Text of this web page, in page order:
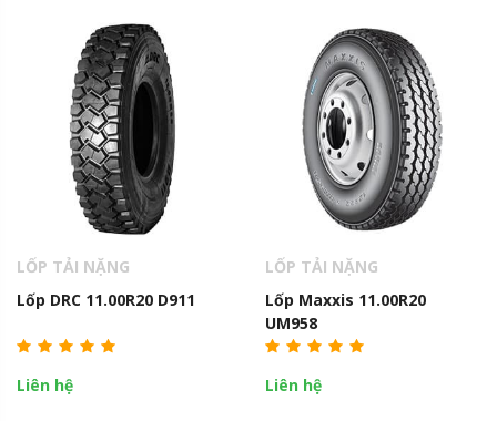
LỐP TẢI NẶNG
Lốp DRC 11.00R20 D911
Liên hệ
LỐP TẢI NẶNG
Lốp Maxxis 11.00R20
UM958
Liên hệ